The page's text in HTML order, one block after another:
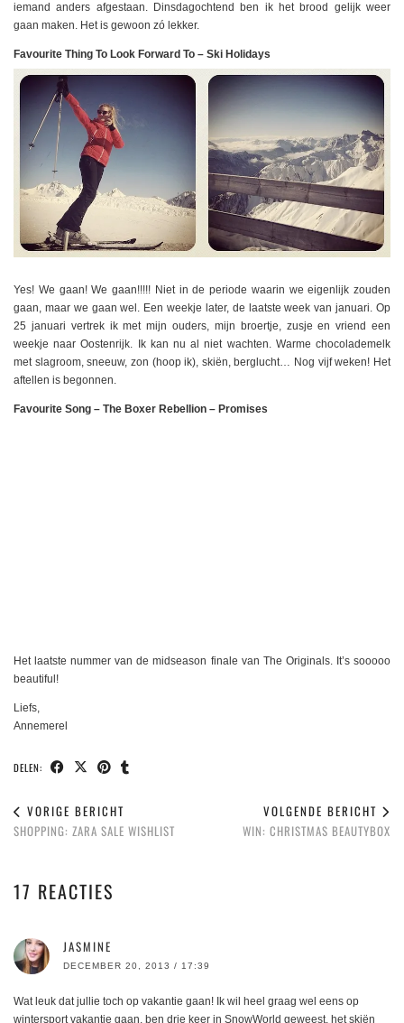
iemand anders afgestaan. Dinsdagochtend ben ik het brood gelijk weer
gaan maken. Het is gewoon zó lekker.
Favourite Thing To Look Forward To – Ski Holidays
Yes! We gaan! We gaan!!!!! Niet in de periode waarin we eigenlijk zouden
gaan, maar we gaan wel. Een weekje later, de laatste week van januari. Op
25 januari vertrek ik met mijn ouders, mijn broertje, zusje en vriend een
weekje naar Oostenrijk. Ik kan nu al niet wachten. Warme chocolademelk
met slagroom, sneeuw, zon (hoop ik), skiën, berglucht… Nog vijf weken! Het
aftellen is begonnen.
Favourite Song – The Boxer Rebellion – Promises
Het laatste nummer van de midseason finale van The Originals. It’s sooooo
beautiful!
Liefs,
Annemerel
DELEN:
VORIGE BERICHT
SHOPPING: ZARA SALE WISHLIST
VOLGENDE BERICHT
WIN: CHRISTMAS BEAUTYBOX
17 REACTIES
JASMINE
DECEMBER 20, 2013 / 17:39
Wat leuk dat jullie toch op vakantie gaan! Ik wil heel graag wel eens op
wintersport vakantie gaan, ben drie keer in SnowWorld geweest, het skiën